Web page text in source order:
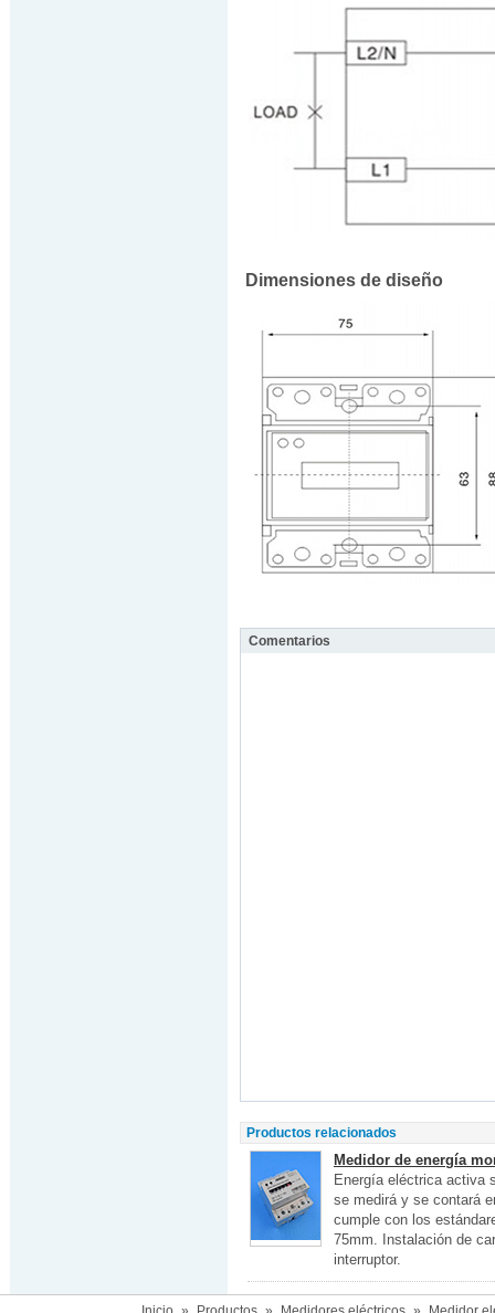
Dimensiones de diseño
Comentarios
Productos relacionados
Medidor de energía
Energía eléctrica activa
se medirá y se contará
cumple con los
75mm. Instalación de
interruptor.